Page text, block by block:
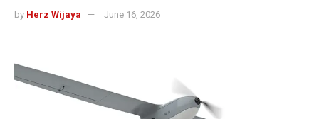
by Herz Wijaya June 16, 2026